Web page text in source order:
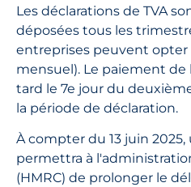
Les déclarations de TVA
déposées tous les
entreprises peuvent
mensuel). Le paiement de
tard le 7e jour du
la période de déclaration.
À compter du 13 juin
permettra à
(HMRC) de prolonger le